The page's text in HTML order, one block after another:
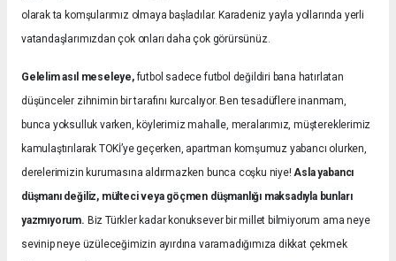
olarak ta komşularımız olmaya başladılar. Karadeniz yayla yollarında yerli
vatandaşlarımızdan çok onları daha çok görürsünüz.
Gelelim asıl meseleye,futbol sadece futbol değildiri bana hatırlatan
düşünceler zihnimin bir tarafını kurcalıyor. Ben tesadüflere inanmam,
bunca yoksulluk varken, köylerimiz mahalle, meralarımız, müştereklerimiz
kamulaştırılarak TOKİ’ye geçerken, apartman komşumuz yabancı olurken,
derelerimizin kurumasına aldırmazken bunca coşku niye!Asla yabancı
düşmanı değiliz, mülteci veya göçmen düşmanlığı maksadıyla bunları
yazmıyorum. Biz Türkler kadar konuksever bir millet bilmiyorum ama neye
sevinip neye üzüleceğimizin ayırdına varamadığımıza dikkat çekmek